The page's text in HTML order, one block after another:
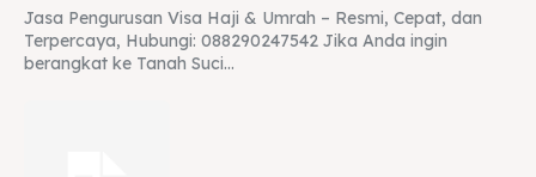
Jasa Pengurusan Visa Haji & Umrah – Resmi, Cepat, dan
Terpercaya, Hubungi: 088290247542 Jika Anda ingin
berangkat ke Tanah Suci...